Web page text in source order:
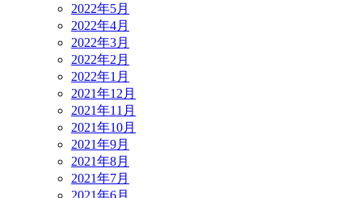
2022年5月
2022年4月
2022年3月
2022年2月
2022年1月
2021年12月
2021年11月
2021年10月
2021年9月
2021年8月
2021年7月